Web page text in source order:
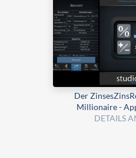
Der
Millionaire -
DETAILS